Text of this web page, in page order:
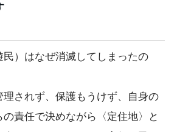
）はなぜ消滅してしまったの
理されず、保護もうけず、自身の
責任で決めながら〈定住地〉と